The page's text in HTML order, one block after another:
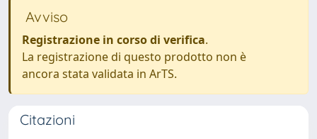
Avviso
Registrazione in corso di verifica.
La registrazione di questo prodotto non è
ancora stata validata in ArTS.
Citazioni